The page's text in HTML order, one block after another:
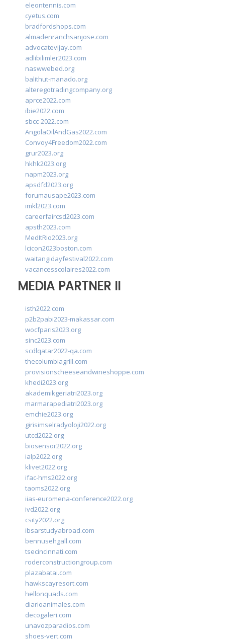
eleontennis.com
cyetus.com
bradfordshops.com
almadenranchsanjose.com
advocatevijay.com
adlibilimler2023.com
naswwebed.org
balithut-manado.org
alteregotradingcompany.org
aprce2022.com
ibie2022.com
sbcc-2022.com
AngolaOilAndGas2022.com
Convoy4Freedom2022.com
grur2023.org
hkhk2023.org
napm2023.org
apsdfd2023.org
forumausape2023.com
imkl2023.com
careerfaircsd2023.com
apsth2023.com
MedItRio2023.org
lcicon2023boston.com
waitangidayfestival2022.com
vacancesscolaires2022.com
MEDIA PARTNER II
isth2022.com
p2b2pabi2023-makassar.com
wocfparis2023.org
sinc2023.com
scdlqatar2022-qa.com
thecolumbiagrill.com
provisionscheeseandwineshoppe.com
khedi2023.org
akademikgeriatri2023.org
marmarapediatri2023.org
emchie2023.org
girisimselradyoloji2022.org
utcd2022.org
biosensor2022.org
ialp2022.org
klivet2022.org
ifac-hms2022.org
taoms2022.org
iias-euromena-conference2022.org
ivd2022.org
csity2022.org
ibsarstudyabroad.com
bennusehgall.com
tsecincinnati.com
roderconstructiongroup.com
plazabatai.com
hawkscayresort.com
hellonquads.com
diarioanimales.com
decogaleri.com
unavozparadios.com
shoes-vert.com